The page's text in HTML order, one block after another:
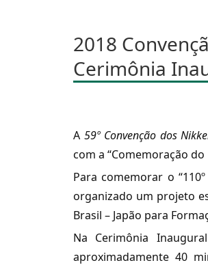
2018
Cerimônia
A 59º Convenção dos
com a “Comemoração
Para comemorar o
organizado um projeto
Brasil – Japão para
Na Cerimônia
aproximadamente 40